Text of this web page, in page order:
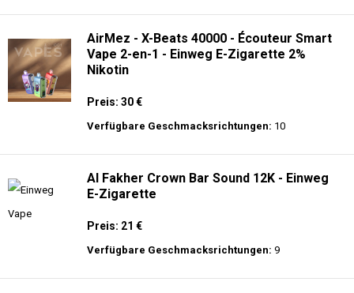
AirMez - X-Beats 40000 - Écouteur Smart
Vape 2-en-1 - Einweg E-Zigarette 2%
Nikotin
Preis: 30 €
Verfügbare Geschmacksrichtungen: 10
Al Fakher Crown Bar Sound 12K - Einweg
E-Zigarette
Preis: 21 €
Verfügbare Geschmacksrichtungen: 9